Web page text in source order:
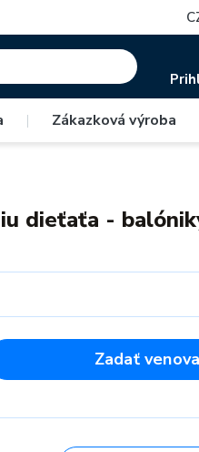
| Zákazková výroba
dieťaťa -
Zadať